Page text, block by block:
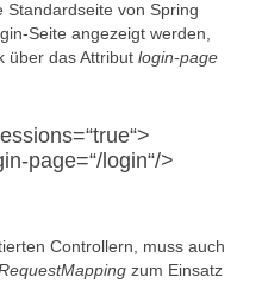
Standardseite von Spring
Seite angezeigt werden,
über das Attribut login-page
page=“/login“/>
Controllern, muss auch
zum Einsatz